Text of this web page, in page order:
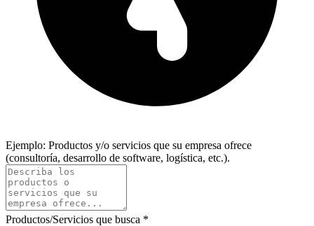
Ejemplo: Productos y/o servicios que su empresa ofrece
(consultoría, desarrollo de software, logística, etc.).
Productos/Servicios que busca *